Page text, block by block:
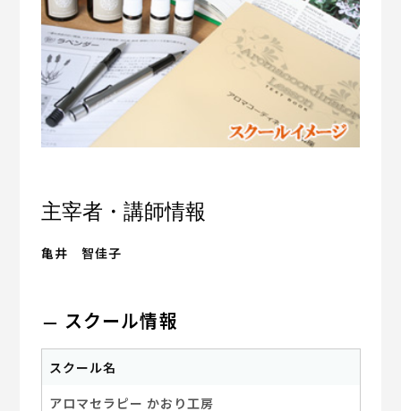
主宰者・講師情報
亀井 智佳子
スクール情報
スクール名
アロマセラピー かおり工房